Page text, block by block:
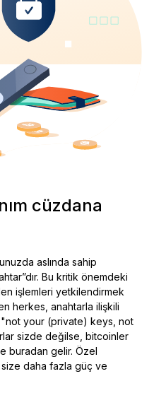
cüzdana
aslında sahip
Bu kritik önemdeki
işlemleri yetkilendirmek
herkes, anahtarla ilişkili
"not your (private) keys, not
sizde değilse, bitcoinler
buradan gelir. Özel
size daha fazla güç ve